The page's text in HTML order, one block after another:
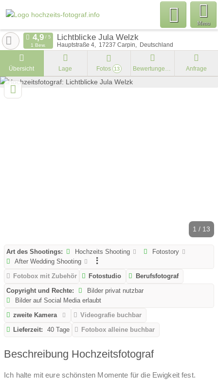
Menu
Lichtblicke Jula Welzk
Hauptstraße 4 17237 Carpin Deutschland
1 Bew.
Übersicht Lage Fotos 13 Bewertungen Anfrage
1 / 13
Art des Shootings: Hochzeits Shooting
Fotostory
After Wedding Shooting
Fotobox mit Zubehör
Fotostudio
Berufsfotograf
Copyright und Rechte:
Bilder privat nutzbar
Bilder auf Social Media erlaubt
zweite Kamera
Videografie buchbar
Lieferzeit:
40 Tage Fotobox alleine buchbar
Beschreibung Hochzeitsfotograf
Ich halte mit eure schönsten Momente für die Ewigkeit fest.